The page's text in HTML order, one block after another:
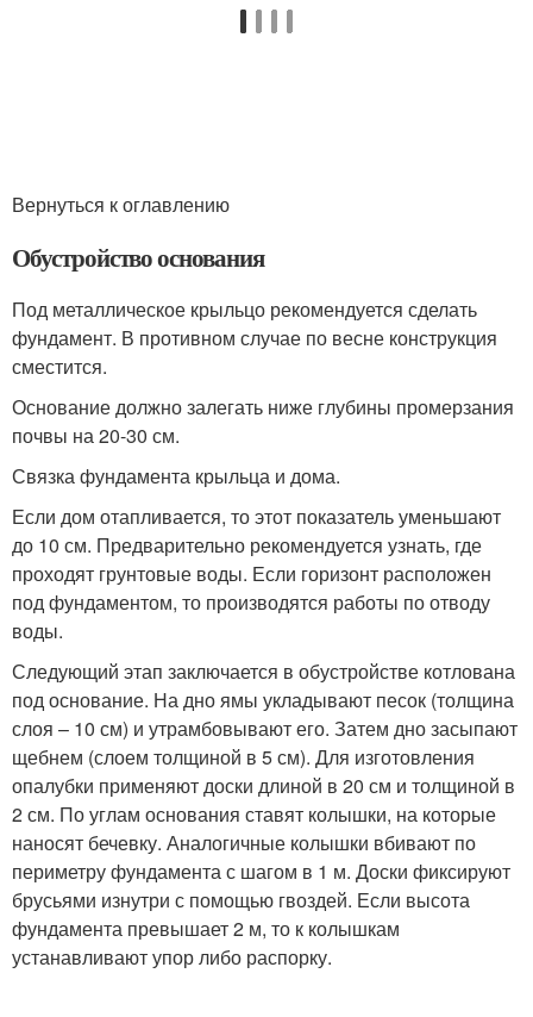
Вернуться к оглавлению
Обустройство основания
Под металлическое крыльцо рекомендуется сделать
фундамент. В противном случае по весне конструкция
сместится.
Основание должно залегать ниже глубины промерзания
почвы на 20-30 см.
Связка фундамента крыльца и дома.
Если дом отапливается, то этот показатель уменьшают
до 10 см. Предварительно рекомендуется узнать, где
проходят грунтовые воды. Если горизонт расположен
под фундаментом, то производятся работы по отводу
воды.
Следующий этап заключается в обустройстве котлована
под основание. На дно ямы укладывают песок (толщина
слоя – 10 см) и утрамбовывают его. Затем дно засыпают
щебнем (слоем толщиной в 5 см). Для изготовления
опалубки применяют доски длиной в 20 см и толщиной в
2 см. По углам основания ставят колышки, на которые
наносят бечевку. Аналогичные колышки вбивают по
периметру фундамента с шагом в 1 м. Доски фиксируют
брусьями изнутри с помощью гвоздей. Если высота
фундамента превышает 2 м, то к колышкам
устанавливают упор либо распорку.